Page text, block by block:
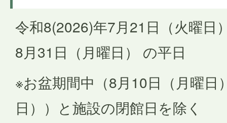
令和8(2026)年7月21日（火曜日
8月31日（月曜日） の平日
※お盆期間中（8月10日（月曜日
日））と施設の閉館日を除く